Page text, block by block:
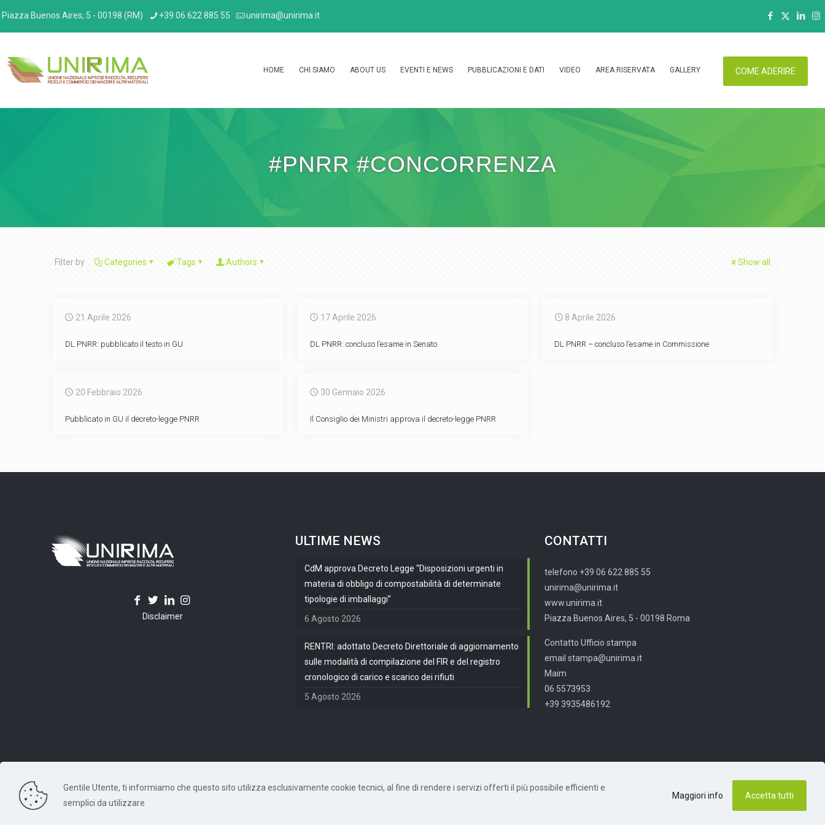
Piazza Buenos Aires, 5 - 00198 (RM) +39 06 622 885 55 unirima@unirima.it
HOME CHI SIAMO ABOUT US EVENTI E NEWS PUBBLICAZIONI E DATI VIDEO AREA RISERVATA GALLERY COME ADERIRE
#PNRR #CONCORRENZA
Filter by Categories Tags Authors Show all
21 Aprile 2026
DL PNRR: pubblicato il testo in GU
17 Aprile 2026
DL PNRR: concluso l’esame in Senato
8 Aprile 2026
DL PNRR – concluso l’esame in Commissione
20 Febbraio 2026
Pubblicato in GU il decreto-legge PNRR
30 Gennaio 2026
Il Consiglio dei Ministri approva il decreto-legge PNRR
Disclaimer
ULTIME NEWS
CdM approva Decreto Legge “Disposizioni urgenti in
materia di obbligo di compostabilità di determinate
tipologie di imballaggi”
6 Agosto 2026
RENTRI: adottato Decreto Direttoriale di aggiornamento
sulle modalità di compilazione del FIR e del registro
cronologico di carico e scarico dei rifiuti
5 Agosto 2026
CONTATTI
telefono +39 06 622 885 55
unirima@unirima.it
www.unirima.it
Piazza Buenos Aires, 5 - 00198 Roma
Contatto Ufficio stampa
email stampa@unirima.it
Maim
06 5573953
+39 3935486192
© 2026 Unirima. All Rights Reserved. - Codice Fiscale: 97872490582 | Powered by
Gentile Utente, ti informiamo che questo sito utilizza esclusivamente cookie tecnici, al fine di rendere i servizi offerti il più possibile efficienti e
semplici da utilizzare
Maggiori info Accetta tutti